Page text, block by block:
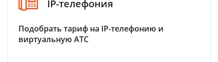
IP-телефония
Подобрать тариф на IP-телефонию и
виртуальную АТС